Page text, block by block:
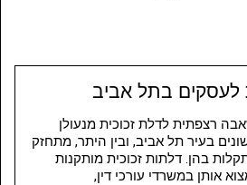
לעסקים בתל אביב
רצפתית לדלת זכוכית מנעולן
בעיר תל אביב, ובין היתר, מתחזק
בהן. דלתות זכוכית מותקנות
אותן במשרדי עורכי דין,